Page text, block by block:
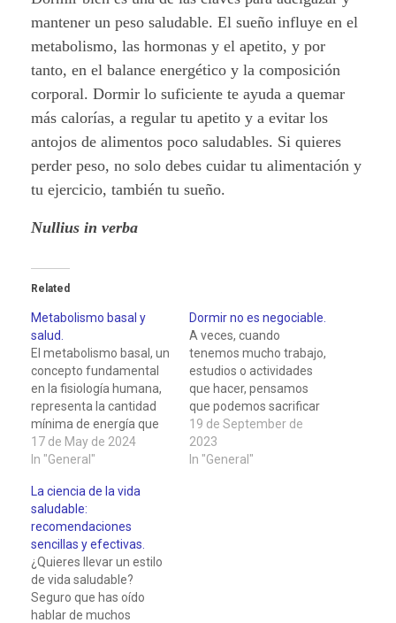
mantener un peso saludable. El sueño influye en el
metabolismo, las hormonas y el apetito, y por
tanto, en el balance energético y la composición
corporal. Dormir lo suficiente te ayuda a quemar
más calorías, a regular tu apetito y a evitar los
antojos de alimentos poco saludables. Si quieres
perder peso, no solo debes cuidar tu alimentación y
tu ejercicio, también tu sueño.
Nullius in verba
Related
Metabolismo basal y
salud.
El metabolismo basal, un
concepto fundamental
en la fisiología humana,
representa la cantidad
mínima de energía que
nuestro cuerpo necesita
para mantener sus
mientras está en reposo
absoluto, en un estado
de ayuno y en un entorno
térmico neutro (no es
necesario utilizar energia
para mantener nuestra
temoeratura).…
17 de May de 2024
In "General"
Dormir no es negociable.
A veces, cuando
tenemos mucho trabajo,
estudios o actividades
que hacer, pensamos
que podemos sacrificar
unas horas de sueño
para aprovechar mejor el
tiempo. Sin embargo,
19 de September de
2023
In "General"
La ciencia de la vida
saludable:
recomendaciones
sencillas y efectivas.
¿Quieres llevar un estilo
de vida saludable?
Seguro que has oído
hablar de muchos